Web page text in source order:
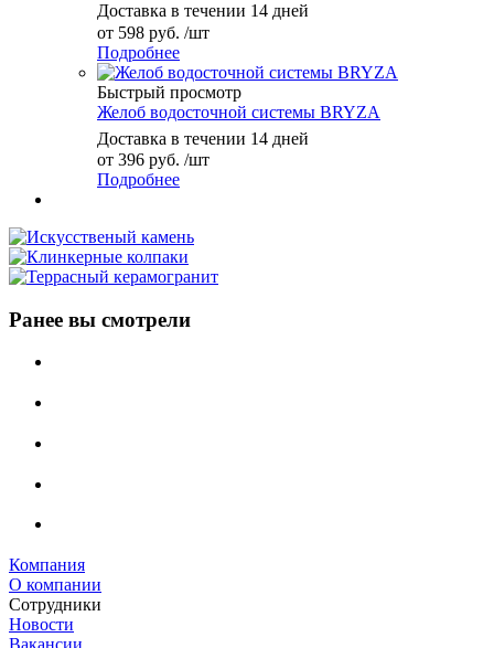
Доставка в течении 14 дней
от 598 руб. /шт
Подробнее
Быстрый просмотр
Желоб водосточной системы BRYZA
Доставка в течении 14 дней
от 396 руб. /шт
Подробнее
Ранее вы смотрели
Компания
О компании
Сотрудники
Новости
Вакансии